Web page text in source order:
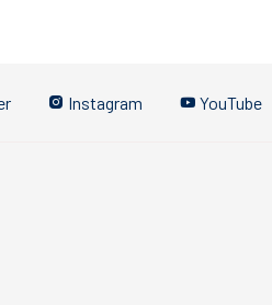
Instagram YouTube